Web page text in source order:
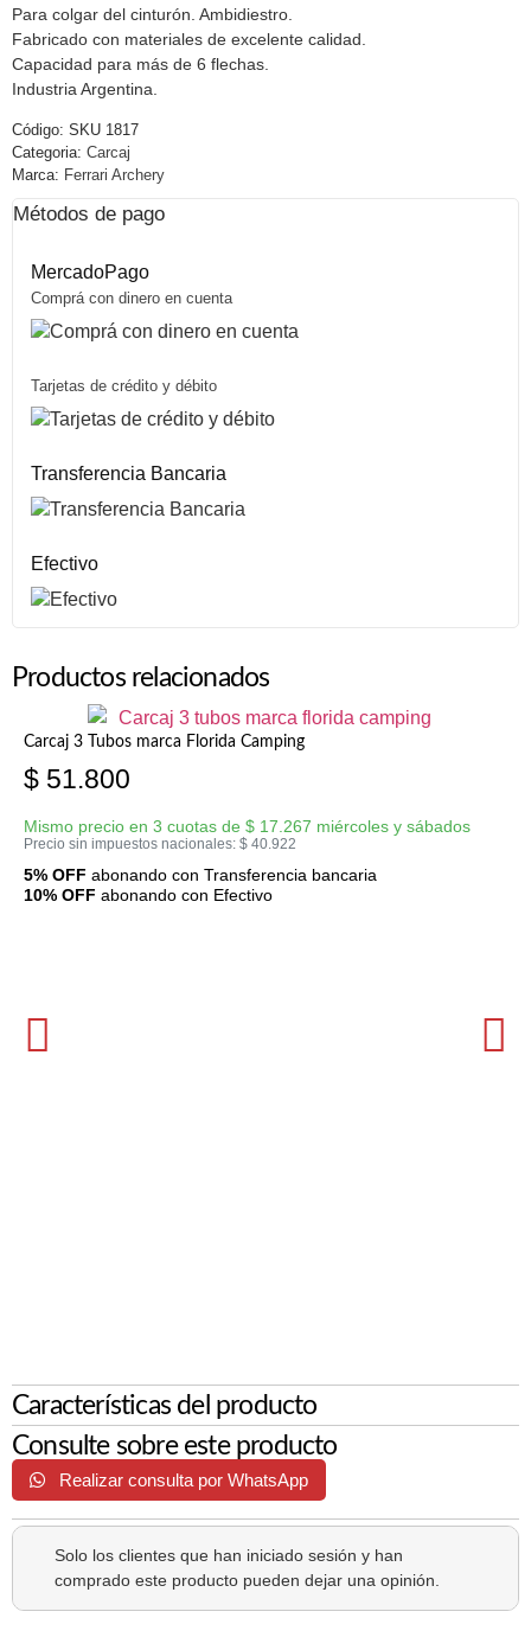
Para colgar del cinturón. Ambidiestro.
Fabricado con materiales de excelente calidad.
Capacidad para más de 6 flechas.
Industria Argentina.
Código: SKU 1817
Categoria: Carcaj
Marca: Ferrari Archery
Métodos de pago
MercadoPago
Comprá con dinero en cuenta
Tarjetas de crédito y débito
Transferencia Bancaria
Efectivo
Productos relacionados
Carcaj 3 Tubos marca Florida Camping
$ 51.800
Mismo precio en 3 cuotas de $ 17.267 miércoles y sábados
Precio sin impuestos nacionales: $ 40.922
5% OFF abonando con Transferencia bancaria
10% OFF abonando con Efectivo
Características del producto
Consulte sobre este producto
Realizar consulta por WhatsApp
Solo los clientes que han iniciado sesión y han
comprado este producto pueden dejar una opinión.